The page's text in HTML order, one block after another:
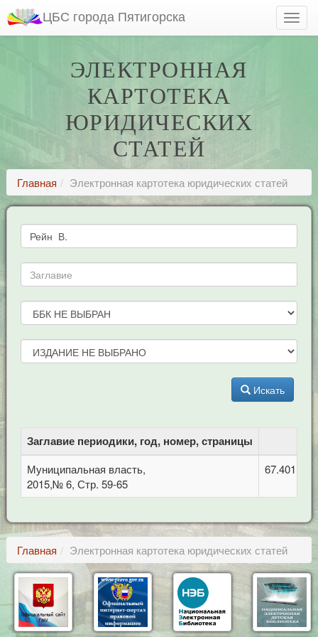
ЦБС города Пятигорска
ЭЛЕКТРОННАЯ
КАРТОТЕКА
ЮРИДИЧЕСКИХ
СТАТЕЙ
Главная Электронная картотека юридических статей
Искать
Заглавие периодики, год, номер, страницы
Муниципальная власть,
2015,№ 6, Стр. 59-65
67.401
Главная Электронная картотека юридических статей